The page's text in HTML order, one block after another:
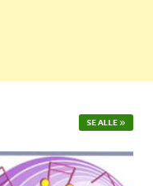
SE ALLE